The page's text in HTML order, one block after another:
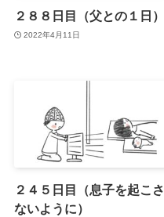
２８８日目（父との１日）
2022年4月11日
２４５日目（息子を起こさ
ないように）